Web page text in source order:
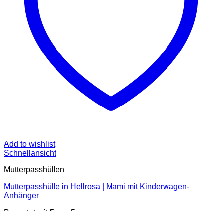
Add to wishlist
Schnellansicht
Mutterpasshüllen
Mutterpasshülle in Hellrosa | Mami mit Kinderwagen-
Anhänger